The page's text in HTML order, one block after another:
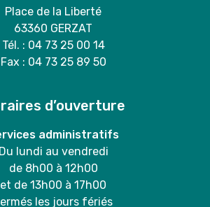
Place de la Liberté
63360 GERZAT
Tél. : 04 73 25 00 14
Fax : 04 73 25 89 50
d’ouverture
administratifs
Du lundi au vendredi
de 8h00 à 12h00
et de 13h00 à 17h00
les jours fériés